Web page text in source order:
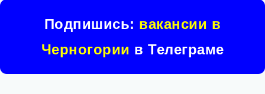
Подпишись: вакансии в
Черногории в Телеграме